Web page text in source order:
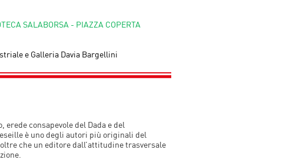
SALABORSA - PIAZZA COPERTA
e Galleria Davia Bargellini
erede consapevole del Dada e del
è uno degli autori più originali del
che un editore dall’attitudine trasversale